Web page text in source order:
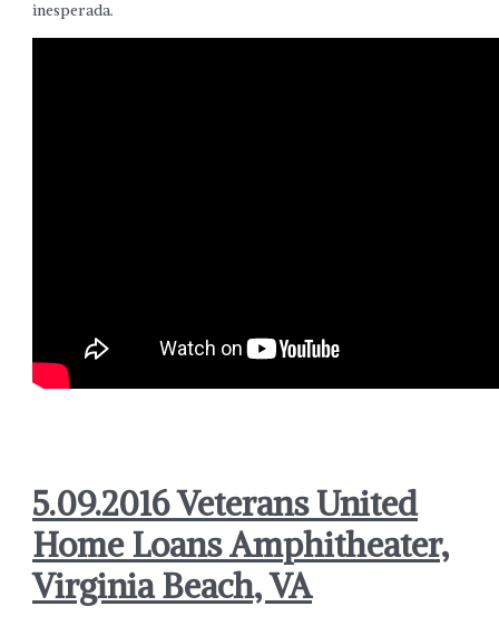
inesperada.
5.09.2016 Veterans United
Home Loans Amphitheater,
Virginia Beach, VA